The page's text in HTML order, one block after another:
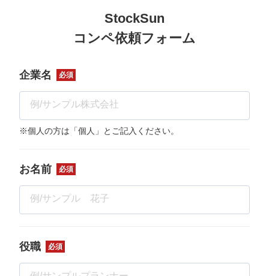
StockSun
コンペ依頼フォーム
企業名 必須
※個人の方は「個人」とご記入ください。
お名前 必須
役職 必須